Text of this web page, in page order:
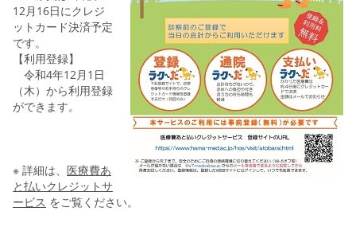
12月16日にクレジ
ットカード決済予定
です。
【利用登録】
令和4年12月1日
（木）から利用登録
ができます。
※ 詳細は、 医療費あ
と払いクレジットサ
ービス をご覧ください。